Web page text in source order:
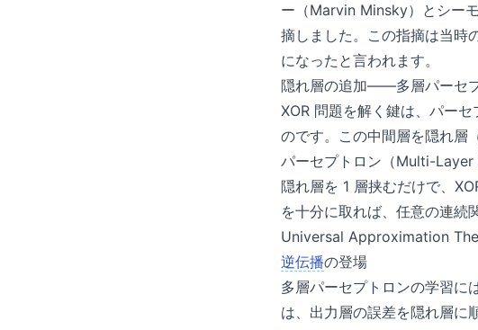
ー（Marvin Minsky）とシー
摘しました。この指摘は当時
になったと言われます。
隠れ層の追加——多層パーセ
XOR 問題を解く鍵は、パー
のです。この中間層を隠れ層
パーセプトロン（Multi-Layer
隠れ層を 1 層挟むだけで、
を十分に取れば、任意の連続
Universal Approximation
逆伝播の登場
多層パーセプトロンの学習
は、出力層の誤差を隠れ層に